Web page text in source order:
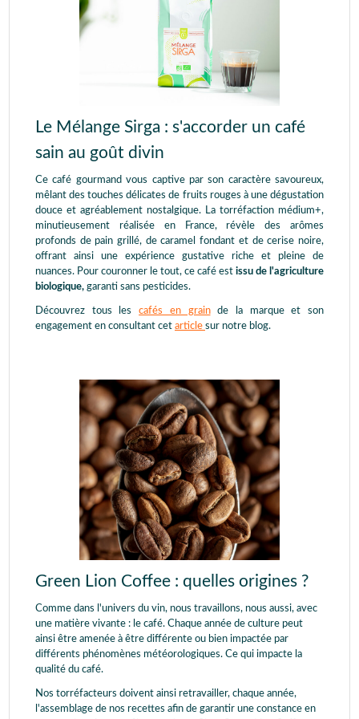
Le Mélange Sirga : s'accorder un café
sain au goût divin
Ce café gourmand vous captive par son caractère savoureux,
mêlant des touches délicates de fruits rouges à une dégustation
douce et agréablement nostalgique. La torréfaction médium+,
minutieusement réalisée en France, révèle des arômes
profonds de pain grillé, de caramel fondant et de cerise noire,
offrant ainsi une expérience gustative riche et pleine de
nuances. Pour couronner le tout, ce café est issu de l'agriculture
biologique, garanti sans pesticides.
Découvrez tous lescafés en grainde la marque et son
engagement en consultant cet article sur notre blog.
Green Lion Coffee : quelles origines ?
Comme dans l'univers du vin, nous travaillons, nous aussi, avec
une matière vivante : le café. Chaque année de culture peut
ainsi être amenée à être différente ou bien impactée par
différents phénomènes météorologiques. Ce qui impacte la
qualité du café.
Nos torréfacteurs doivent ainsi retravailler, chaque année,
l'assemblage de nos recettes afin de garantir une constance en